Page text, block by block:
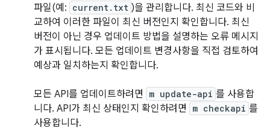
파일(예: current.txt )을 관리합니다. 최신 코드와 비
교하여 이러한 파일이 최신 버전인지 확인합니다. 최신
버전이 아닌 경우 업데이트 방법을 설명하는 오류 메시지
가 표시됩니다. 모든 업데이트 변경사항을 직접 검토하여
예상과 일치하는지 확인합니다.
모든 API를 업데이트하려면 m update-api 를 사용합
니다. API가 최신 상태인지 확인하려면
m checkapi 를
사용합니다.